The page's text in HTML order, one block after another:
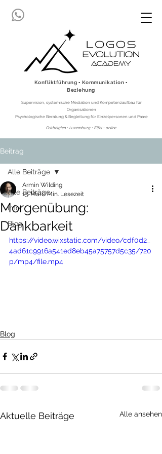
Ostbelgien • Luxemburg • Eifel • online
Konfliktführung ▪ Kommunikation ▪
Beziehung
Supervision, systemische Mediation und Kompetenzaufbau für
Organisationen
Psychologische Beratung & Begleitung für Einzelpersonen und Paare
Beitrag
Alle Beiträge
Info
Blog
Alle Beiträge
Morgenübung:
Dankbarkeit
Armin Wilding
13. Mai0 Min. Lesezeit
https://video.wixstatic.com/video/cdf0d2_
4ad61c9916a541ed8eb45a75757d5c35/720
p/mp4/file.mp4
Blog
Aktuelle Beiträge Alle ansehen